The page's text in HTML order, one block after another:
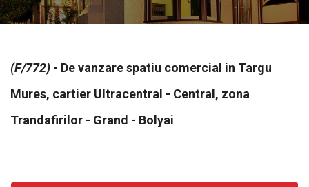
(F/772) - De vanzare spatiu comercial in Targu
Mures, cartier Ultracentral - Central, zona
Trandafirilor - Grand - Bolyai